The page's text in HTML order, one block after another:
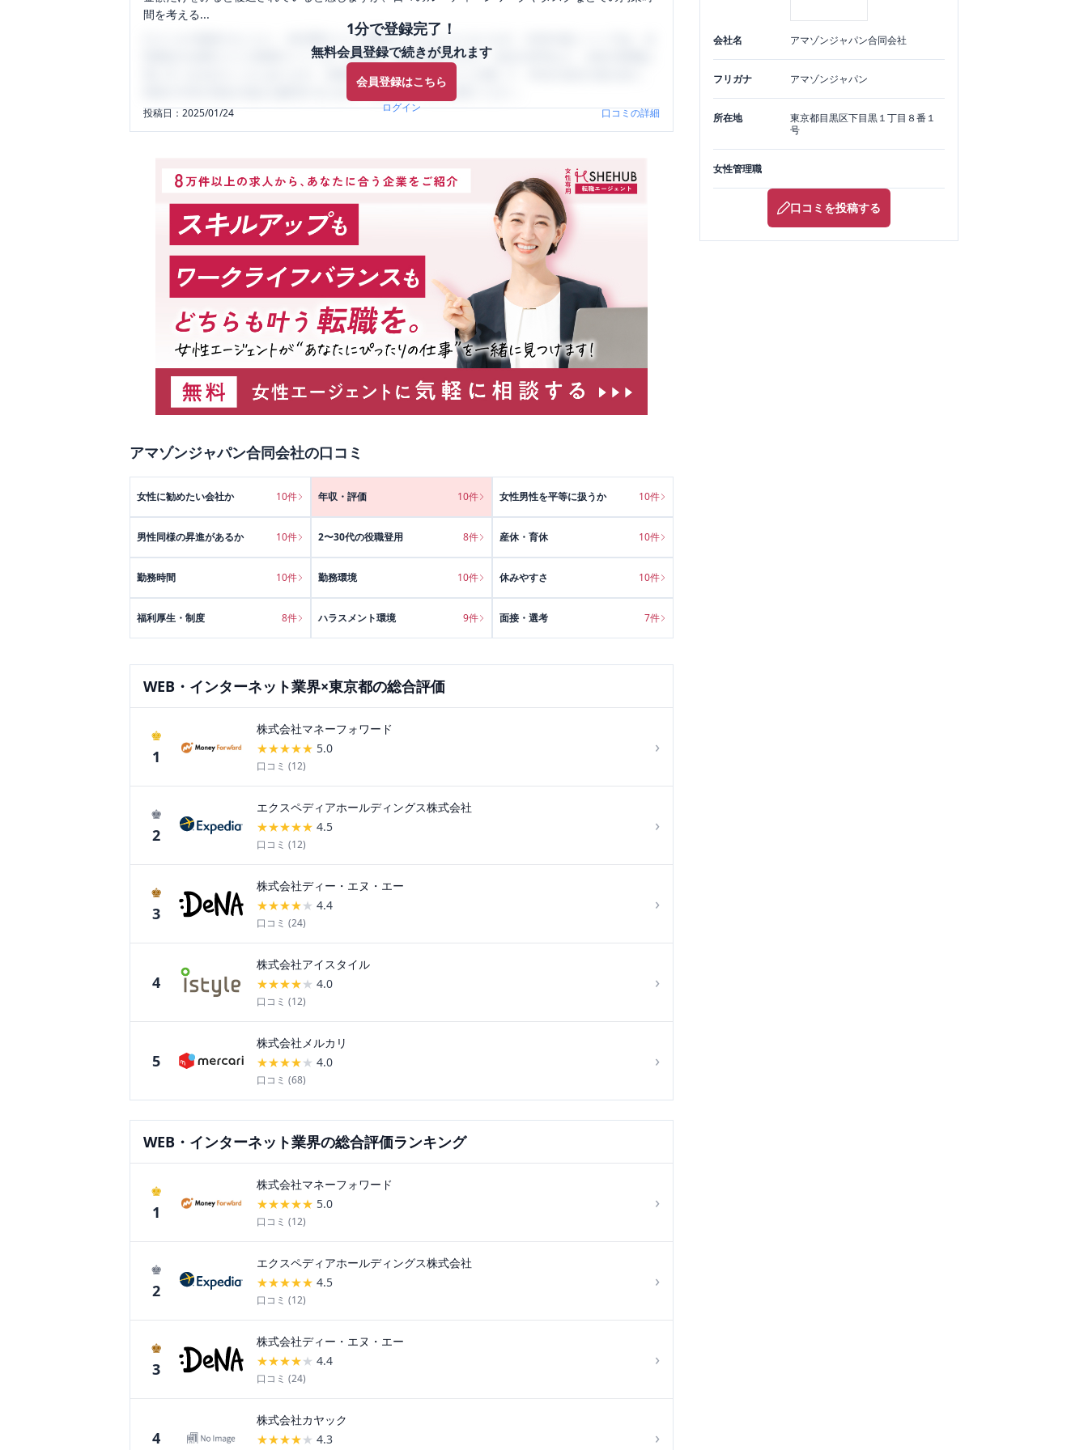
間を考える...
1分で登録完了！
無料会員登録で続きが見れます
会員登録はこちら
ログイン
口コミを1投稿するごとに、30日間口コミの閲覧ができるようになります。SHEHUB(シーハブ)は、女
性限定の企業口コミの投稿サイトです。給与面・女性の働きやすさ・会社の評判など、女性の転職は
気にすべき点がたくさんあります。先輩社員（元社員）の口コミを通して、本当の会社の姿を知り、
将来の不安や現在の悩みを解消するために、ぜひサイトをご活用ください。
投稿日：2025/01/24 口コミの詳細
アマゾンジャパン合同会社の口コミ
女性に勧めたい会社か 10件 年収・評価 10件 女性男性を平等に扱うか 10件
男性同様の昇進があるか 10件 2〜30代の役職登用 8件 産休・育休 10件
勤務時間 10件 勤務環境 10件 休みやすさ 10件
福利厚生・制度 8件 ハラスメント環境 9件 面接・選考 7件
WEB・インターネット業界×東京都の総合評価
♚
1
株式会社マネーフォワード
★★★★★ 5.0
口コミ (12)
›
♚
2
エクスペディアホールディングス株式会社
★★★★★ 4.5
口コミ (12)
›
♚
3
株式会社ディー・エヌ・エー
★★★★★ 4.4
口コミ (24)
›
4
株式会社アイスタイル
★★★★★ 4.0
口コミ (12)
›
5
株式会社メルカリ
★★★★★ 4.0
口コミ (68)
›
WEB・インターネット業界の総合評価ランキング
♚
1
株式会社マネーフォワード
★★★★★ 5.0
口コミ (12)
›
♚
2
エクスペディアホールディングス株式会社
★★★★★ 4.5
口コミ (12)
›
♚
3
株式会社ディー・エヌ・エー
★★★★★ 4.4
口コミ (24)
›
4
株式会社カヤック
★★★★★ 4.3 ›
会社名 アマゾンジャパン合同会社
フリガナ アマゾンジャパン
所在地 東京都目黒区下目黒１丁目８番１
号
女性管理職
口コミを投稿する